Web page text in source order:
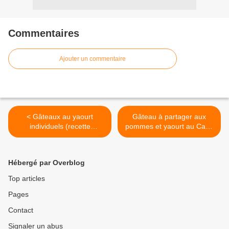
Commentaires
Ajouter un commentaire
< Gâteaux au yaourt
individuels (recette
différente de la base)au
Gâteau à partager aux
pommes et yaourt au Cake
Factory >
Hébergé par Overblog
Top articles
Pages
Contact
Signaler un abus